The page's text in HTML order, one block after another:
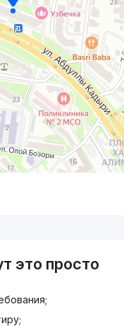
это просто